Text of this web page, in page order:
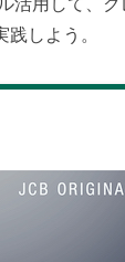
活用して、
しよう。